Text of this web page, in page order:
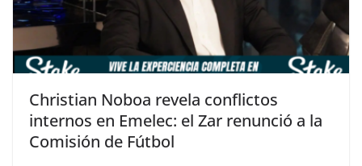
Christian Noboa revela conflictos
internos en Emelec: el Zar renunció a la
Comisión de Fútbol